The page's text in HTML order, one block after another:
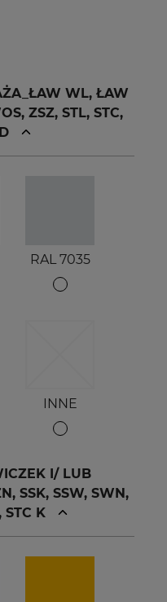
WL, ŁAW
ZSZ, STL, STC,
RAL 7035
INNE
I/ LUB
SSK, SSW, SWN,
STC K